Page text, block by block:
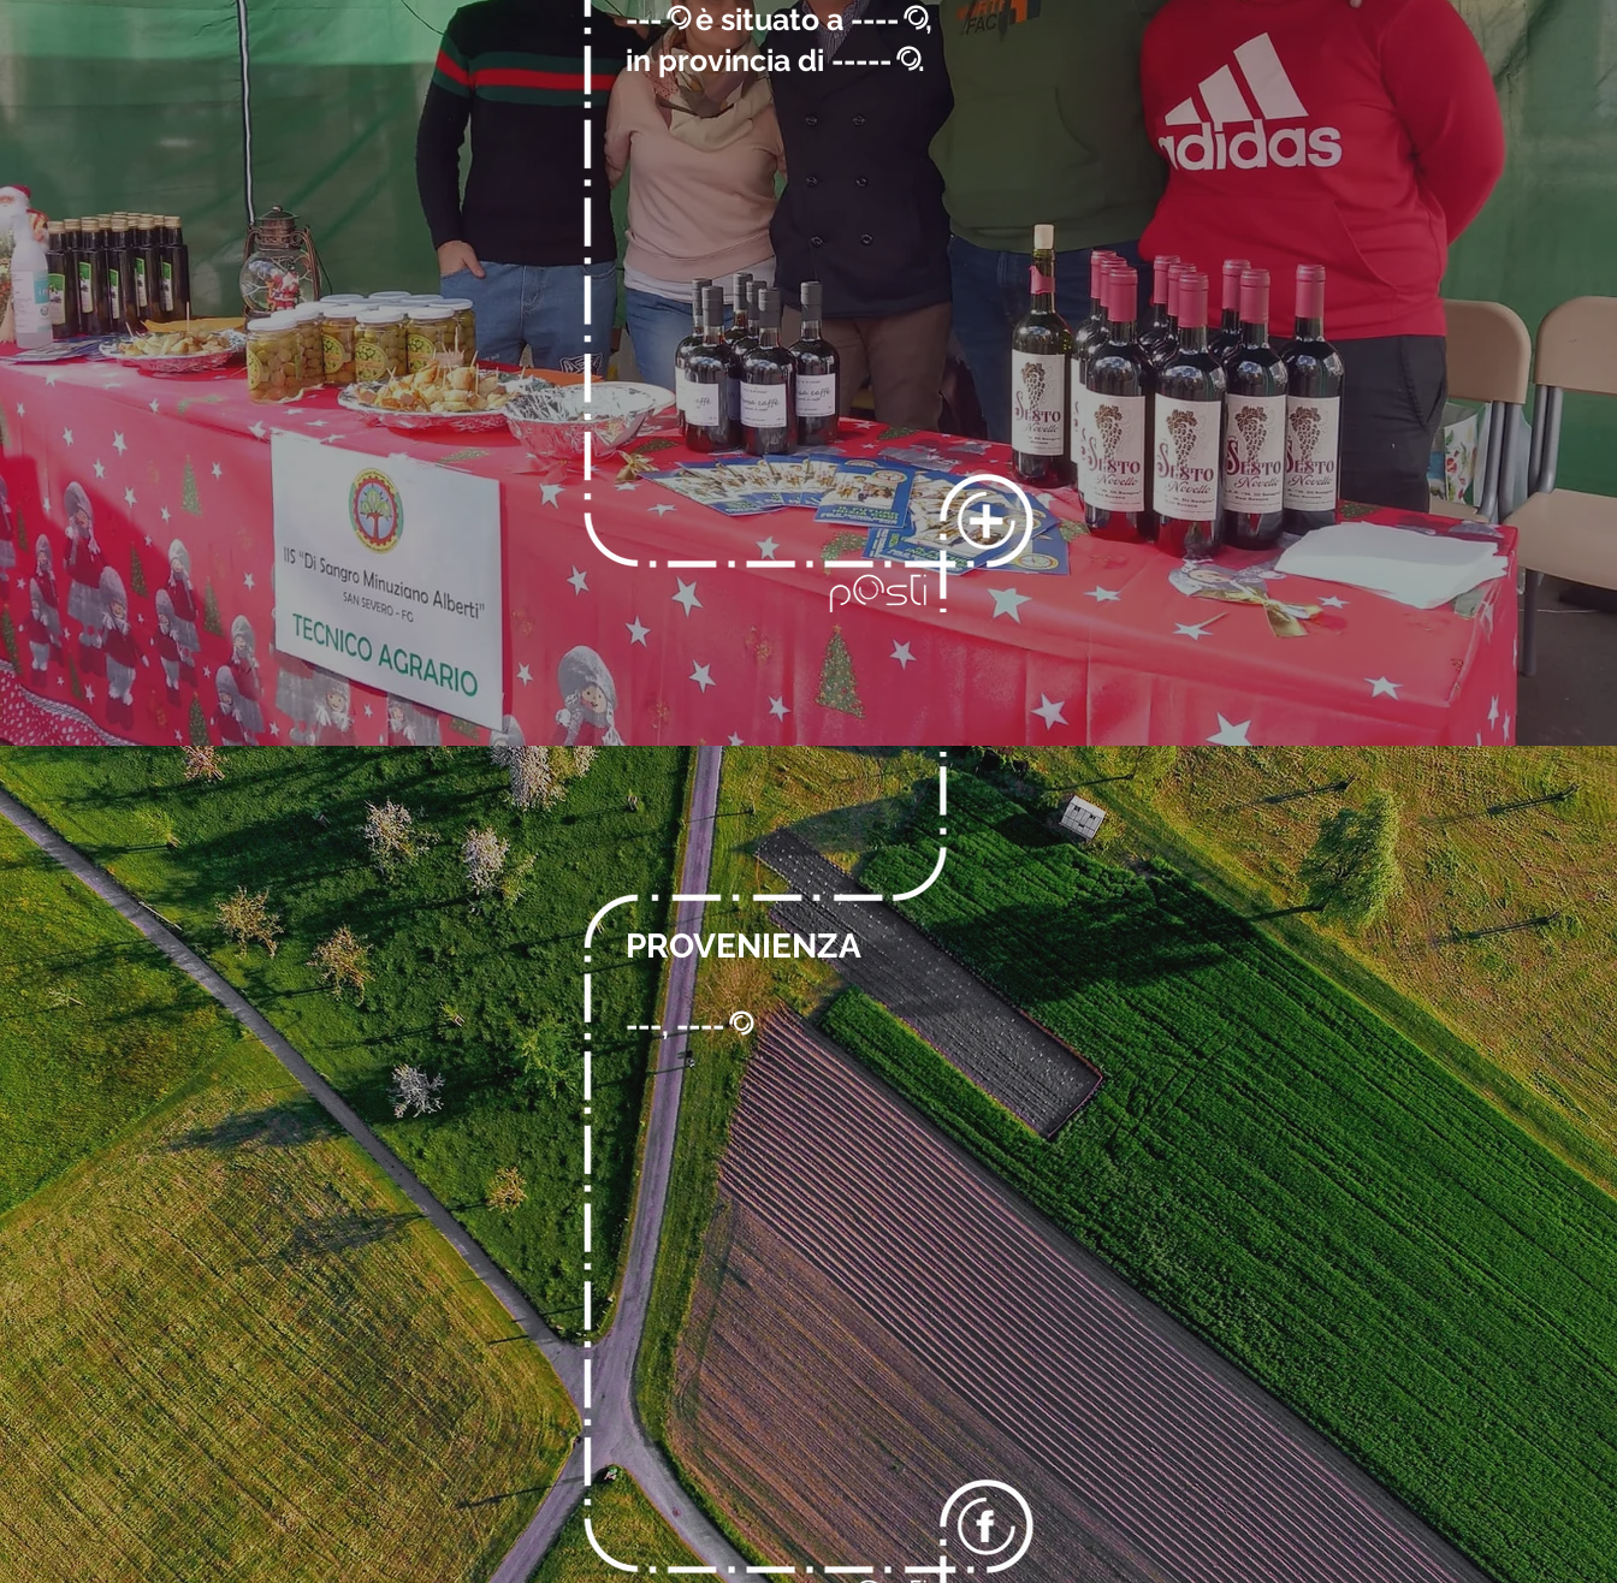
--- @è situato a ---- @,
in provincia di ----- @.
PROVENIENZA
---, ----@